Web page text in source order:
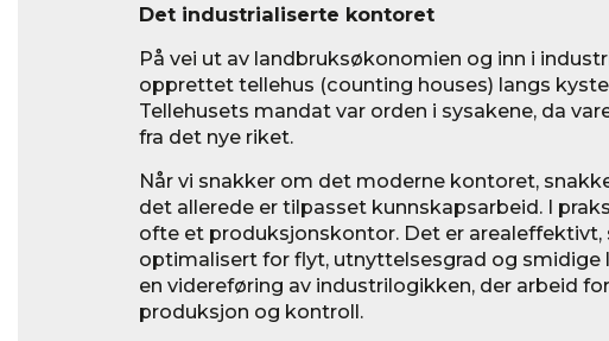
Det industrialiserte kontoret
På vei ut av landbruksøkonomien og inn i
opprettet tellehus (counting houses) langs
Tellehusets mandat var orden i sysakene, da
fra det nye riket.
Når vi snakker om det moderne kontoret,
det allerede er tilpasset kunnskapsarbeid. I
ofte et produksjonskontor. Det er arealeffektivt,
optimalisert for flyt, utnyttelsesgrad og smidige
en videreføring av industrilogikken, der arbeid
produksjon og kontroll.